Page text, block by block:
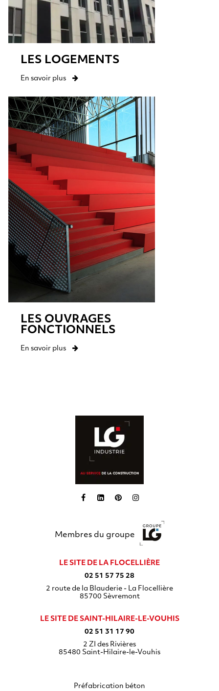
LES LOGEMENTS
En savoir plus
LES OUVRAGES
FONCTIONNELS
En savoir plus
Membres du groupe
LE SITE DE LA FLOCELLIÈRE
02 51 57 75 28
2 route de la Blauderie - La Flocellière
85700 Sèvremont
LE SITE DE SAINT-HILAIRE-LE-VOUHIS
02 51 31 17 90
2 ZI des Rivières
85480 Saint-Hilaire-le-Vouhis
Préfabrication béton